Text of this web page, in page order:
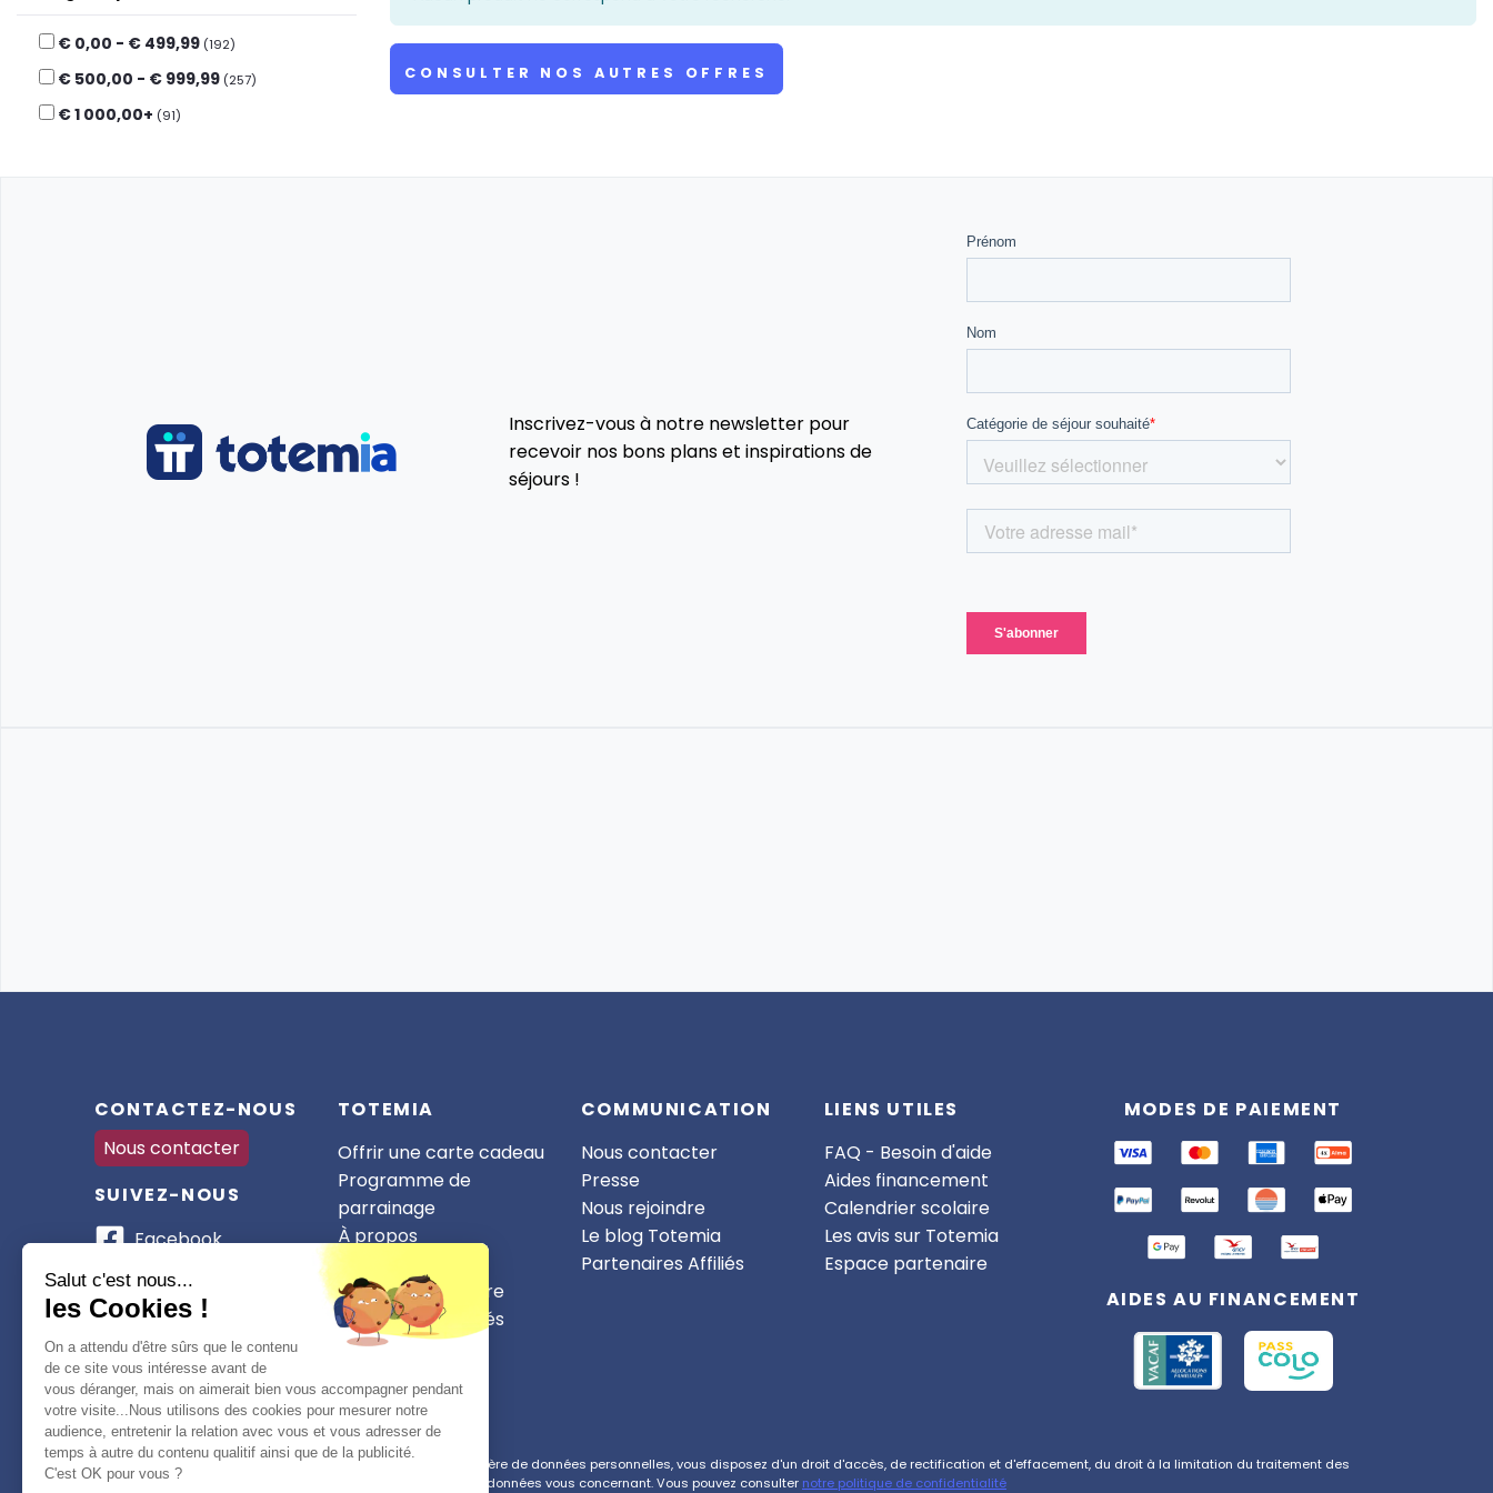
€ 0,00 - € 499,99 (192)
€ 500,00 - € 999,99 (257)
€ 1 000,00+ (91)
CONSULTER NOS AUTRES OFFRES
Inscrivez-vous à notre newsletter pour
recevoir nos bons plans et inspirations de
séjours !
CONTACTEZ-NOUS
Nous contacter
SUIVEZ-NOUS
Facebook
Instagram
WhatsApp
TikTok
TOTEMIA
Offrir une carte cadeau
Programme de
parrainage
À propos
Devenir partenaire
CSE et collectivités
COMMUNICATION
Nous contacter
Presse
Nous rejoindre
Le blog Totemia
Partenaires Affiliés
LIENS UTILES
FAQ - Besoin d'aide
Aides financement
Calendrier scolaire
Les avis sur Totemia
Espace partenaire
MODES DE PAIEMENT
AIDES AU FINANCEMENT
Conformément à la réglementation applicable en matière de données personnelles, vous disposez d'un droit d'accès, de rectification et d'effacement, du droit à la limitation du traitement des
données vous concernant. Vous pouvez consulter notre politique de confidentialité
En ligne
Totemia. Posez-moi vos
Salut c'est nous...
les Cookies !
On a attendu d'être sûrs que le contenu
de ce site vous intéresse avant de
vous déranger, mais on aimerait bien vous accompagner pendant
votre visite...Nous utilisons des cookies pour mesurer notre
audience, entretenir la relation avec vous et vous adresser de
temps à autre du contenu qualitif ainsi que de la publicité.
C'est OK pour vous ?